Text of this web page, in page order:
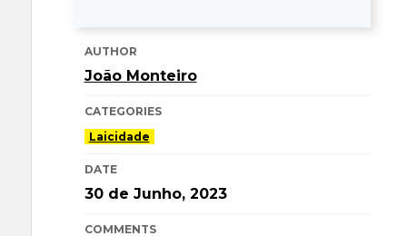
AUTHOR
João Monteiro
CATEGORIES
Laicidade
DATE
30 de Junho, 2023
COMMENTS